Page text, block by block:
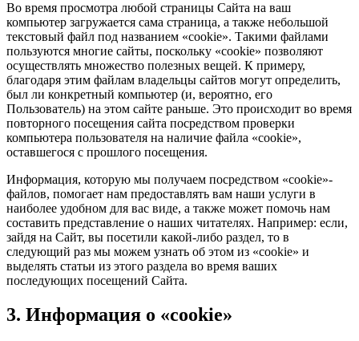
Во время просмотра любой страницы Сайта на ваш
компьютер загружается сама страница, а также небольшой
текстовый файл под названием «cookie». Такими файлами
пользуются многие сайты, поскольку «cookie» позволяют
осуществлять множество полезных вещей. К примеру,
благодаря этим файлам владельцы сайтов могут определить,
был ли конкретный компьютер (и, вероятно, его
Пользователь) на этом сайте раньше. Это происходит во время
повторного посещения сайта посредством проверки
компьютера пользователя на наличие файла «cookie»,
оставшегося с прошлого посещения.
Информация, которую мы получаем посредством «cookie»-
файлов, помогает нам предоставлять вам наши услуги в
наиболее удобном для вас виде, а также может помочь нам
составить представление о наших читателях. Например: если,
зайдя на Сайт, вы посетили какой-либо раздел, то в
следующий раз мы можем узнать об этом из «cookie» и
выделять статьи из этого раздела во время ваших
последующих посещений Сайта.
3. Информация о «cookie»